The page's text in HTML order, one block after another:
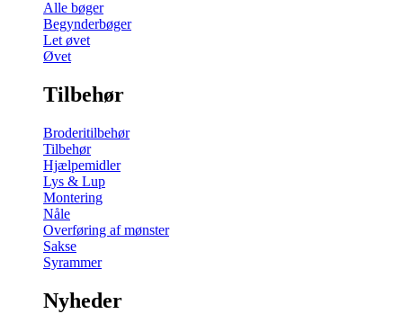
Alle bøger
Begynderbøger
Let øvet
Øvet
Tilbehør
Broderitilbehør
Tilbehør
Hjælpemidler
Lys & Lup
Montering
Nåle
Overføring af mønster
Sakse
Syrammer
Nyheder